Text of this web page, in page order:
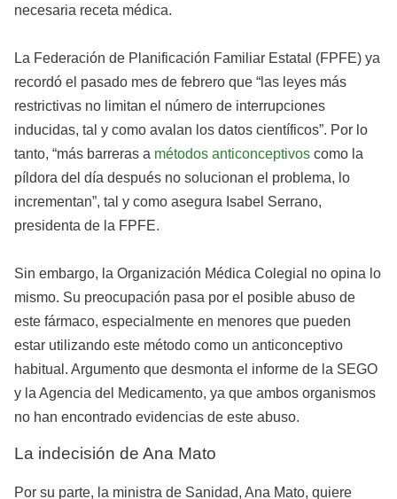
necesaria receta médica.
La Federación de Planificación Familiar Estatal (FPFE) ya
recordó el pasado mes de febrero que “las leyes más
restrictivas no limitan el número de interrupciones
inducidas, tal y como avalan los datos científicos”. Por lo
tanto, “más barreras a métodos anticonceptivos como la
píldora del día después no solucionan el problema, lo
incrementan”, tal y como asegura Isabel Serrano,
presidenta de la FPFE.
Sin embargo, la Organización Médica Colegial no opina lo
mismo. Su preocupación pasa por el posible abuso de
este fármaco, especialmente en menores que pueden
estar utilizando este método como un anticonceptivo
habitual. Argumento que desmonta el informe de la SEGO
y la Agencia del Medicamento, ya que ambos organismos
no han encontrado evidencias de este abuso.
La indecisión de Ana Mato
Por su parte, la ministra de Sanidad, Ana Mato, quiere